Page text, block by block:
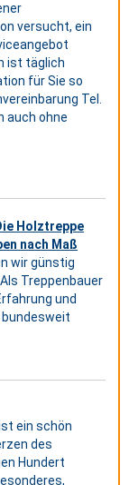
versucht, ein
ist täglich
für Sie so
Tel.
auch ohne
Holztreppe
nach Maß
wir günstig
Treppenbauer
und
ein schön
des
Hundert